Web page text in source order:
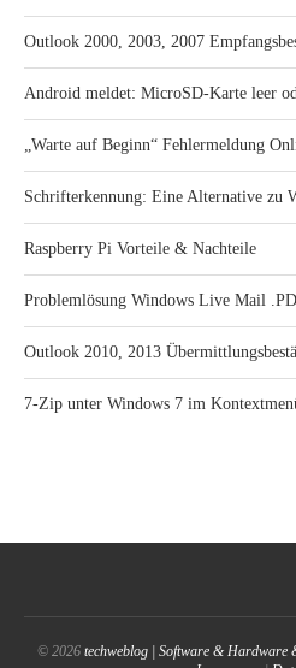
Outlook 2000, 2003, 2007
Android meldet: MicroSD-Karte leer
„Warte auf Beginn“ Fehlermeldung
Schrifterkennung: Eine Alternative zu
Raspberry Pi Vorteile & Nachteile
Problemlösung Windows Live Mail
Outlook 2010, 2013
7-Zip unter Windows 7 im
© 2026 techweblog | Software & Hardware